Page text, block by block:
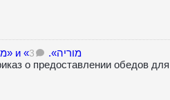
Обеды в школах «מעיין שרה» и «מוריה». 3
о предоставлении обедов для